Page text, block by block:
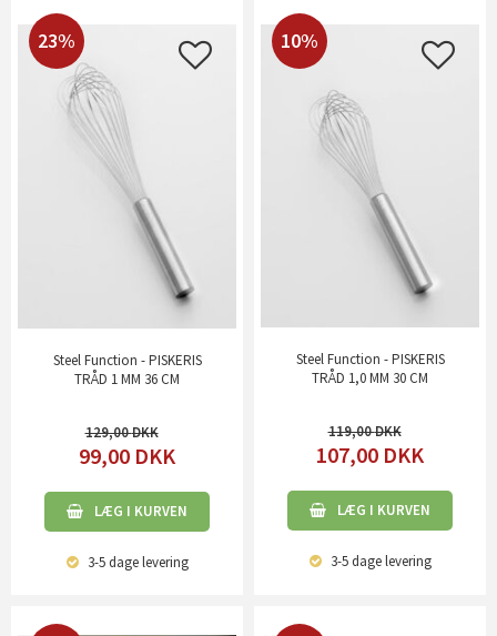
23%
Steel Function - PISKERIS
TRÅD 1 MM 36 CM
129,00
99,00 DKK
LÆG I KURVEN
3-5 dagelevering
10%
Steel Function - PISKERIS
TRÅD 1,0 MM 30 CM
119,00
107,00 DKK
LÆG I KURVEN
3-5 dagelevering